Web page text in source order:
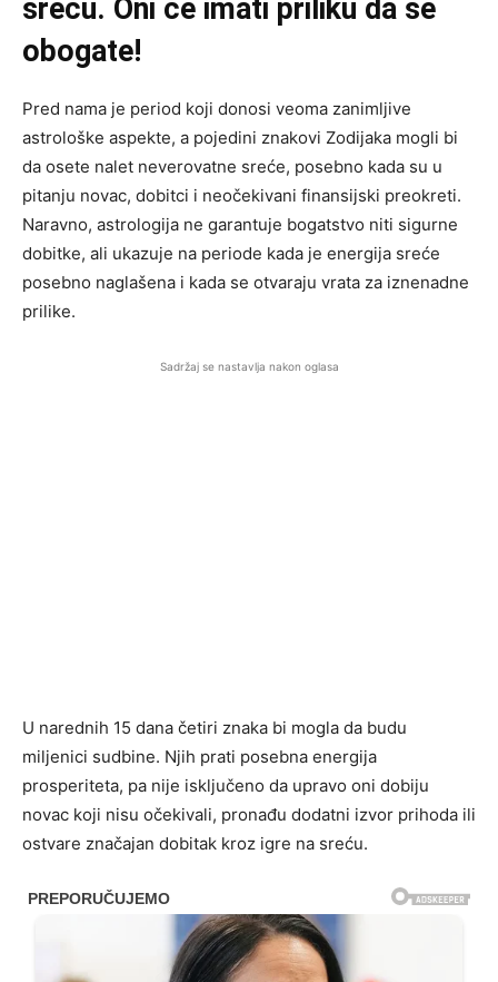
sreću. Oni će imati priliku da se
obogate!
Pred nama je period koji donosi veoma zanimljive
astrološke aspekte, a pojedini znakovi Zodijaka mogli bi
da osete nalet neverovatne sreće, posebno kada su u
pitanju novac, dobitci i neočekivani finansijski preokreti.
Naravno, astrologija ne garantuje bogatstvo niti sigurne
dobitke, ali ukazuje na periode kada je energija sreće
posebno naglašena i kada se otvaraju vrata za iznenadne
prilike.
Sadržaj se nastavlja nakon oglasa
U narednih 15 dana četiri znaka bi mogla da budu
miljenici sudbine. Njih prati posebna energija
prosperiteta, pa nije isključeno da upravo oni dobiju
novac koji nisu očekivali, pronađu dodatni izvor prihoda ili
ostvare značajan dobitak kroz igre na sreću.